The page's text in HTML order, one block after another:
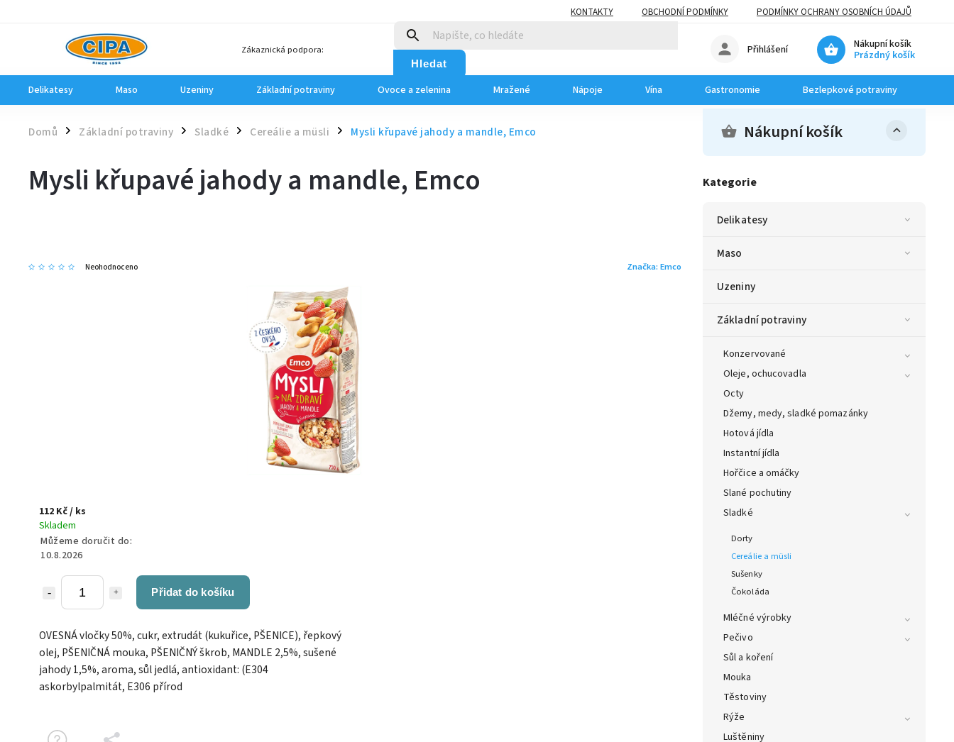
KONTAKTY OBCHODNÍ PODMÍNKY PODMÍNKY OCHRANY OSOBNÍCH ÚDAJŮ
Zákaznická podpora:
Hledat
Nákupní košík
Prázdný košík
Přihlášení
Delikatesy Maso Uzeniny Základní potraviny Ovoce a zelenina Mražené Nápoje Vína Gastronomie Bezlepkové potraviny
Domů / Základní potraviny / Sladké / Cereálie a müsli / Mysli křupavé jahody a mandle, Emco Nákupní košík
Kategorie
Delikatesy
Maso
Uzeniny
Základní potraviny
Konzervované
Oleje, ochucovadla
Octy
Džemy, medy, sladké pomazánky
Hotová jídla
Instantní jídla
Hořčice a omáčky
Slané pochutiny
Sladké
Dorty
Cereálie a müsli
Sušenky
Čokoláda
Mléčné výrobky
Pečivo
Sůl a koření
Mouka
Těstoviny
Rýže
Luštěniny
Mysli křupavé jahody a mandle, Emco
Neohodnoceno Značka: Emco
112 Kč/ ks
Skladem
Můžeme doručit do:
10.8.2026
Přidat do košíku
OVESNÁ vločky 50%, cukr, extrudát (kukuřice, PŠENICE), řepkový
olej, PŠENIČNÁ mouka, PŠENIČNÝ škrob, MANDLE 2,5%, sušené
jahody 1,5%, aroma, sůl jedlá, antioxidant: (E304
askorbylpalmitát, E306 přírod